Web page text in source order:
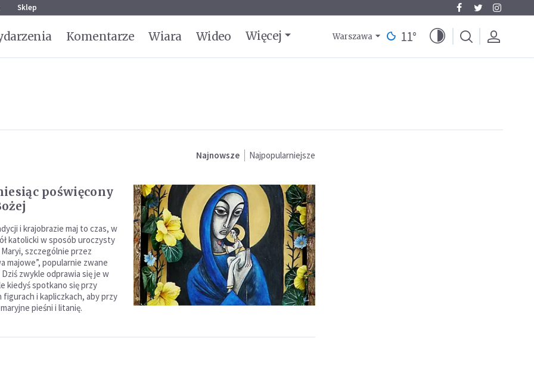
Sklep
Komentarze Wiara Wideo Więcej Warszawa 11°
Najnowsze Najpopularniejsze
poświęcony
i krajobrazie maj to czas, w
katolicki w sposób uroczysty
szczególnie przez
majowe”, popularnie zwane
Dziś zwykle odprawia się je w
kiedyś spotkano się przy
figurach i kapliczkach, aby przy
pieśni i litanię.